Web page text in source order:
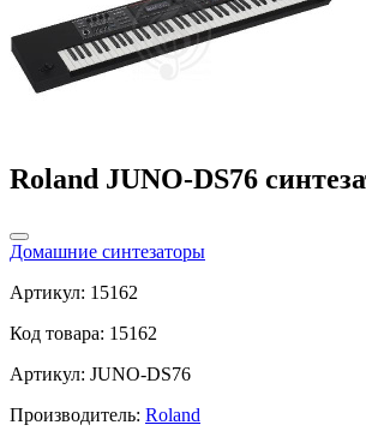
Roland JUNO-DS76
Домашние синтезаторы
Артикул: 15162
Код товара: 15162
Артикул: JUNO-DS76
Производитель: Roland